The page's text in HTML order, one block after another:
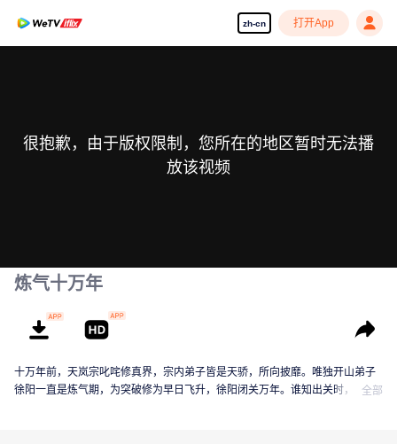
zh-cn 打开App
很抱歉，由于版权限制，您所在的地区暂时无法播
放该视频
炼气十万年
十万年前，天岚宗叱咤修真界，宗内弟子皆是天骄，所向披靡。唯独开山弟子
徐阳一直是炼气期，为突破修为早日飞升，徐阳闭关万年。谁知出关时，修真
全部